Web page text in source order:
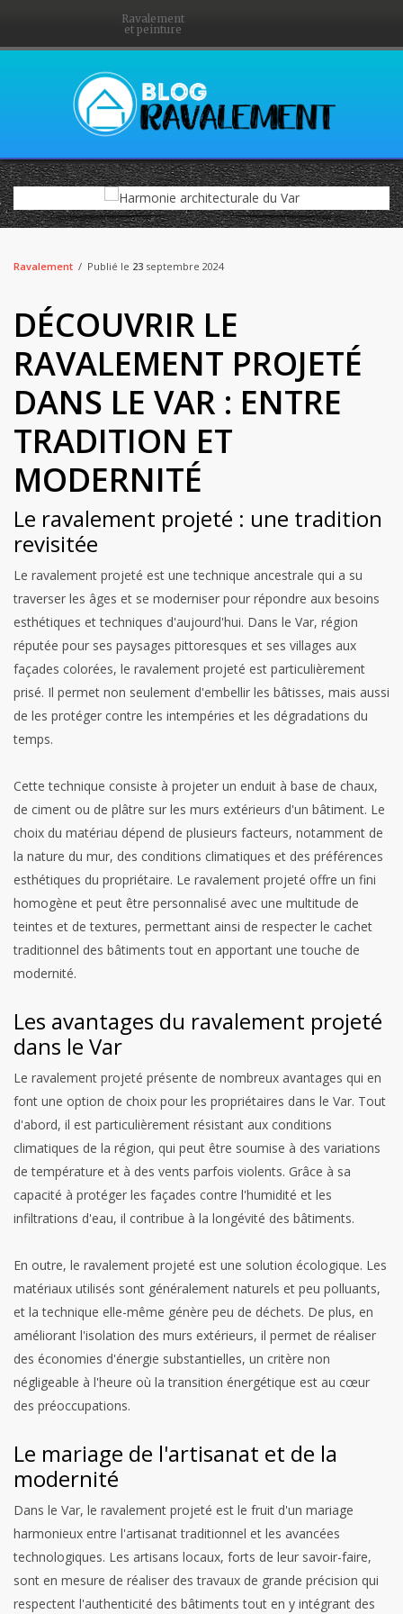
Ravalement
et peinture
Ravalement Publié le 23 septembre 2024
DÉCOUVRIR LE
RAVALEMENT PROJETÉ
DANS LE VAR : ENTRE
TRADITION ET
MODERNITÉ
Le ravalement projeté : une tradition
revisitée
Le ravalement projeté est une technique ancestrale qui a su
traverser les âges et se moderniser pour répondre aux besoins
esthétiques et techniques d'aujourd'hui. Dans le Var, région
réputée pour ses paysages pittoresques et ses villages aux
façades colorées, le ravalement projeté est particulièrement
prisé. Il permet non seulement d'embellir les bâtisses, mais aussi
de les protéger contre les intempéries et les dégradations du
temps.
Cette technique consiste à projeter un enduit à base de chaux,
de ciment ou de plâtre sur les murs extérieurs d'un bâtiment. Le
choix du matériau dépend de plusieurs facteurs, notamment de
la nature du mur, des conditions climatiques et des préférences
esthétiques du propriétaire. Le ravalement projeté offre un fini
homogène et peut être personnalisé avec une multitude de
teintes et de textures, permettant ainsi de respecter le cachet
traditionnel des bâtiments tout en apportant une touche de
modernité.
Les avantages du ravalement projeté
dans le Var
Le ravalement projeté présente de nombreux avantages qui en
font une option de choix pour les propriétaires dans le Var. Tout
d'abord, il est particulièrement résistant aux conditions
climatiques de la région, qui peut être soumise à des variations
de température et à des vents parfois violents. Grâce à sa
capacité à protéger les façades contre l'humidité et les
infiltrations d'eau, il contribue à la longévité des bâtiments.
En outre, le ravalement projeté est une solution écologique. Les
matériaux utilisés sont généralement naturels et peu polluants,
et la technique elle-même génère peu de déchets. De plus, en
améliorant l'isolation des murs extérieurs, il permet de réaliser
des économies d'énergie substantielles, un critère non
négligeable à l'heure où la transition énergétique est au cœur
des préoccupations.
Le mariage de l'artisanat et de la
modernité
Dans le Var, le ravalement projeté est le fruit d'un mariage
harmonieux entre l'artisanat traditionnel et les avancées
technologiques. Les artisans locaux, forts de leur savoir-faire,
sont en mesure de réaliser des travaux de grande précision qui
respectent l'authenticité des bâtiments tout en y intégrant des